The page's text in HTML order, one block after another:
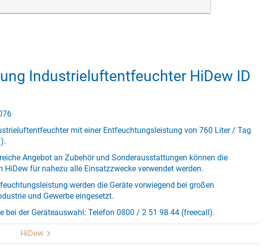
Industrieluftentfeuchter HiDew ID
mit einer Entfeuchtungsleistung von 760 Liter / Tag
).
Angebot an Zubehör und Sonderausstattungen können die
HiDew für nahezu alle Einsatzzwecke verwendet werden.
werden die Geräte vorwiegend bei großen
und Gewerbe eingesetzt.
bei der Geräteauswahl: Telefon 0800 / 2 51 98 44 (freecall).
HiDew